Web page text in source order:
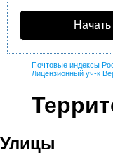
Почтовые индексы
Лицензионный уч-к
Улицы